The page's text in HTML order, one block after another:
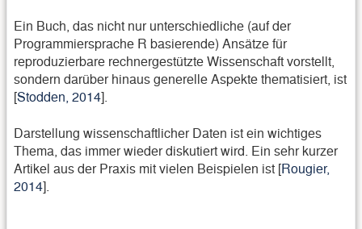
Ein Buch, das nicht nur unterschiedliche (auf der
Programmiersprache R basierende) Ansätze für
reproduzierbare rechnergestützte Wissenschaft vorstellt,
sondern darüber hinaus generelle Aspekte thematisiert, ist
[Stodden, 2014].
Darstellung wissenschaftlicher Daten ist ein wichtiges
Thema, das immer wieder diskutiert wird. Ein sehr kurzer
Artikel aus der Praxis mit vielen Beispielen ist [Rougier,
2014].